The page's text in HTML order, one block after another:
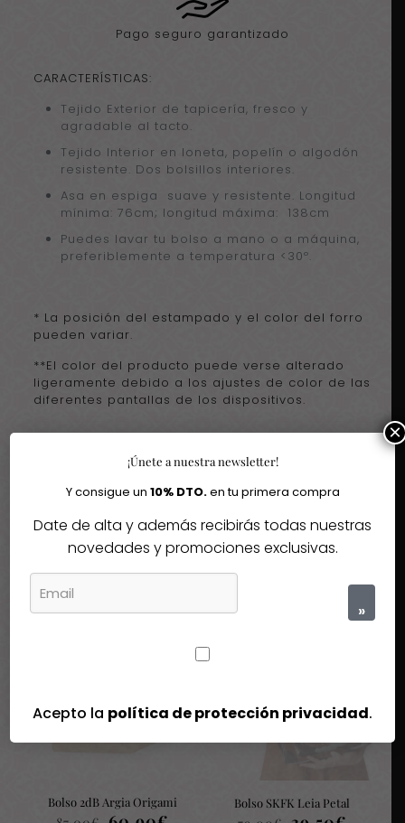
Pago seguro garantizado
CARACTERÍSTICAS:
Tejido Exterior de tapicería, fresco y
agradable al tacto.
Tejido Interior en loneta, popelín o algodón
resistente. Dos bolsillos interiores.
Asa en espiga suave y resistente. Longitud
mínima: 76cm; longitud máxima: 138cm
Puedes lavar tu bolso a mano o a máquina,
preferiblemente a temperatura <30º.
* La posición del estampado y el color del forro
pueden variar.
**El color del producto puede verse alterado
ligeramente debido a los ajustes de color de las
diferentes pantallas de los dispositivos.
Igual te gusta
Quizás te interesen estos fantásticos productos
Bolso 2dB Argia Origami Bolso SKFK Leia Petal
¡Únete a nuestra newsletter!
Y consigue un 10% DTO.en tu primera compra
Date de alta y además recibirás todas nuestras
novedades y promociones exclusivas.
»
Acepto la política de protección privacidad.
×